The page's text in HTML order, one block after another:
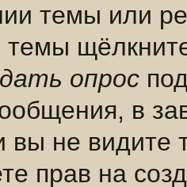
темы или
опрос
в
вы не видите
прав на